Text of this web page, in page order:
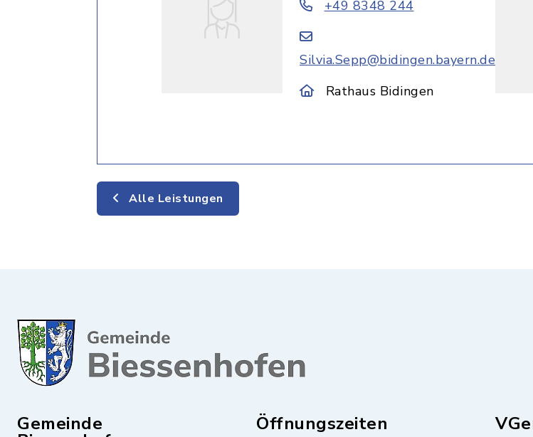
+49 8348 244
Silvia.Sepp@bidingen.bayern.de
Rathaus Bidingen
Alle Leistungen
Gemeinde Öffnungszeiten